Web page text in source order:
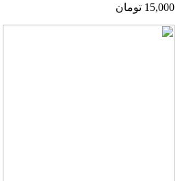
15,000 تومان